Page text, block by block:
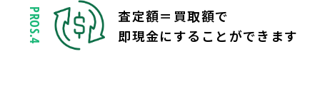
PROS.4
査定額＝買取額で
即現金にすることができます